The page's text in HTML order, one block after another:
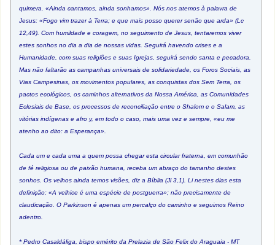
quimera. «Ainda cantamos, ainda sonhamos». Nós nos atemos à palavra de
Jesus: «Fogo vim trazer à Terra; e que mais posso querer senão que arda» (Lc
12,49). Com humildade e coragem, no seguimento de Jesus, tentaremos viver
estes sonhos no dia a dia de nossas vidas. Seguirá havendo crises e a
Humanidade, com suas religiões e suas Igrejas, seguirá sendo santa e pecadora.
Mas não faltarão as campanhas universais de solidariedade, os Foros Sociais, as
Vias Campesinas, os movimentos populares, as conquistas dos Sem Terra, os
pactos ecológicos, os caminhos alternativos da Nossa América, as Comunidades
Eclesiais de Base, os processos de reconciliação entre o Shalom e o Salam, as
vitórias indígenas e afro y, em todo o caso, mais uma vez e sempre, «eu me
atenho ao dito: a Esperança».
Cada um e cada uma a quem possa chegar esta circular fraterna, em comunhão
de fé religiosa ou de paixão humana, receba um abraço do tamanho destes
sonhos. Os velhos ainda temos visões, diz a Bíblia (Jl 3,1). Li nestes dias esta
definição: «A velhice é uma espécie de postguerra»; não precisamente de
claudicação. O Parkinson é apenas um percalço do caminho e seguimos Reino
adentro.
* Pedro Casaldáliga, bispo emérito da Prelazia de São Felix do Araguaia - MT